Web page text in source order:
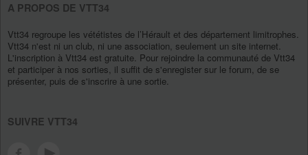
A PROPOS DE VTT34
Vtt34 regroupe les vététistes de l’Hérault et des département limitrophes.
Vtt34 n'est ni un club, ni une association, seulement un site internet.
L'inscription à Vtt34 est gratuite. Pour rejoindre la communauté de Vtt34
et participer à nos sorties, il suffit de s'enregister sur le forum, de se
présenter, puis de s'inscrire à une sortie.
SUIVRE VTT34